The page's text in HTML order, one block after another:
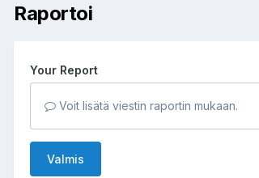
Raportoi
Your Report
Voit lisätä viestin raportin mukaan.
Valmis